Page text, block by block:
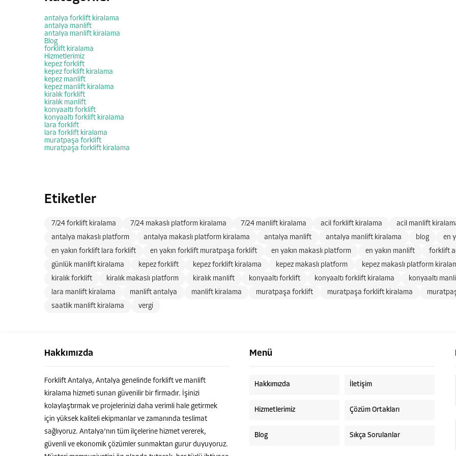
antalya forklift kiralama
antalya manlift
antalya manlift kiralama
Blog
forklift kiralama
Hizmetlerimiz
kepez forklift
kepez forklift kiralama
kepez manlift
kepez manlift kiralama
kiralık forklift
kiralık manlift
konyaaltı forklift
konyaaltı forklift kiralama
lara forklift
lara forklift kiralama
muratpaşa forklift
muratpaşa forklift kiralama
Etiketler
7/24 forklift kiralama 7/24 makaslı platform kiralama 7/24 manlift kiralama acil forklift kiralama acil manlift
antalya makaslı platform
antalya makaslı platform kiralama antalya manlift antalya manlift kiralama blog en
en yakın forklift lara forklift
en yakın forklift muratpaşa forklift en yakın makaslı platform en yakın manlift forklift
günlük manlift kiralama
kepez forklift kepez forklift kiralama kepez makaslı platform kepez makaslı platform
kiralık forklift
kiralık makaslı platform kiralık manlift konyaaltı forklift konyaaltı forklift kiralama konyaaltı
lara manlift kiralama
manlift antalya manlift kiralama muratpaşa forklift muratpaşa forklift kiralama
saatlik manlift kiralama
vergi
Hakkımızda
Forklift Antalya, Antalya genelinde forklift ve manlift
kiralama hizmeti sunan güvenilir bir firmadır. İşinizi
kolaylaştırmak ve projelerinizi daha verimli hale getirmek
için yüksek kaliteli ekipmanlar ve zamanında teslimat
sağlıyoruz. Antalya’nın tüm ilçelerine hizmet vererek,
güvenli ve ekonomik çözümler sunmaktan gurur duyuyoruz.
Menü
Hakkımızda İletişim
Hizmetlerimiz Çözüm Ortakları
Blog Sıkça Sorulanlar